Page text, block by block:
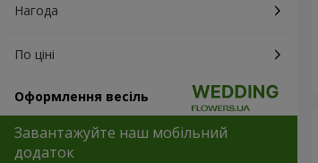
Нагода
По ціні
Оформлення весіль
Завантажуйте наш мобільний
додаток